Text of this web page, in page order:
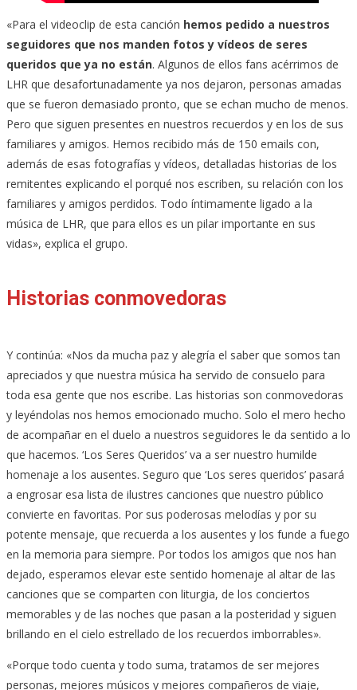
«Para el videoclip de esta canción hemos pedido a nuestros
seguidores que nos manden fotos y vídeos de seres
queridos que ya no están. Algunos de ellos fans acérrimos de
LHR que desafortunadamente ya nos dejaron, personas amadas
que se fueron demasiado pronto, que se echan mucho de menos.
Pero que siguen presentes en nuestros recuerdos y en los de sus
familiares y amigos. Hemos recibido más de 150 emails con,
además de esas fotografías y vídeos, detalladas historias de los
remitentes explicando el porqué nos escriben, su relación con los
familiares y amigos perdidos. Todo íntimamente ligado a la
música de LHR, que para ellos es un pilar importante en sus
vidas», explica el grupo.
Historias conmovedoras
Y continúa: «Nos da mucha paz y alegría el saber que somos tan
apreciados y que nuestra música ha servido de consuelo para
toda esa gente que nos escribe. Las historias son conmovedoras
y leyéndolas nos hemos emocionado mucho. Solo el mero hecho
de acompañar en el duelo a nuestros seguidores le da sentido a lo
que hacemos. ‘Los Seres Queridos’ va a ser nuestro humilde
homenaje a los ausentes. Seguro que ‘Los seres queridos’ pasará
a engrosar esa lista de ilustres canciones que nuestro público
convierte en favoritas. Por sus poderosas melodías y por su
potente mensaje, que recuerda a los ausentes y los funde a fuego
en la memoria para siempre. Por todos los amigos que nos han
dejado, esperamos elevar este sentido homenaje al altar de las
canciones que se comparten con liturgia, de los conciertos
memorables y de las noches que pasan a la posteridad y siguen
brillando en el cielo estrellado de los recuerdos imborrables».
«Porque todo cuenta y todo suma, tratamos de ser mejores
personas, mejores músicos y mejores compañeros de viaje,